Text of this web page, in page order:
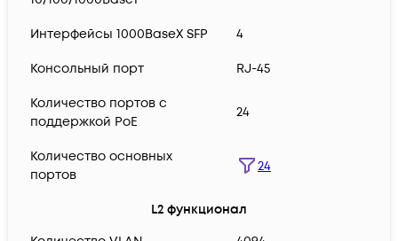
Интерфейсы 1000BaseX SFP 4
Консольный порт RJ-45
Количество портов с
поддержкой PoE
24
Количество основных
портов
24
L2 функционал